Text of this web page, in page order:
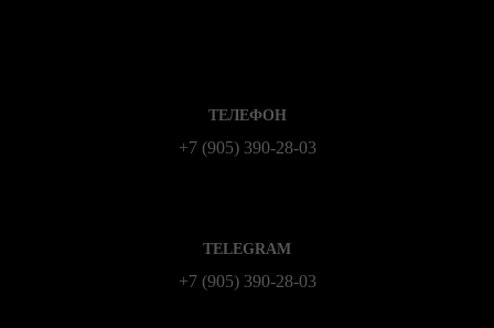
ТЕЛЕФОН
+7 (905) 390-28-03
TELEGRAM
+7 (905) 390-28-03